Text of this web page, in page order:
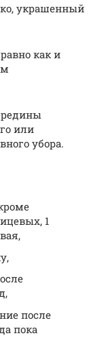
украшенный
как и
или
убора.
1
после
пока